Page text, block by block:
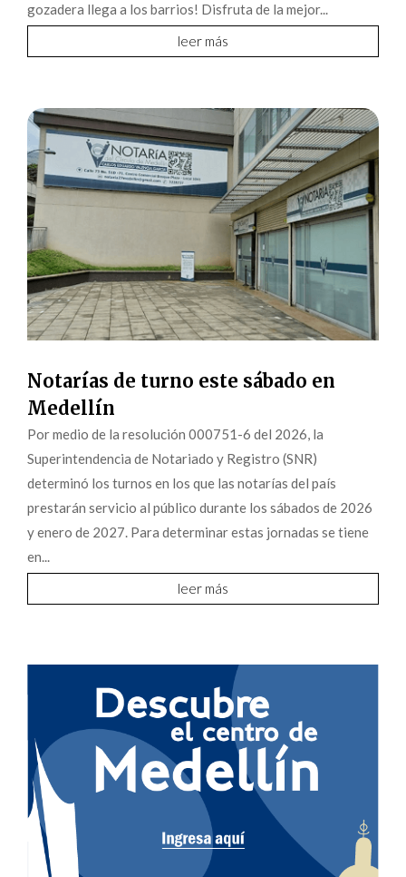
gozadera llega a los barrios! Disfruta de la mejor...
leer más
Notarías de turno este sábado en
Medellín
Por medio de la resolución 000751-6 del 2026, la
Superintendencia de Notariado y Registro (SNR)
determinó los turnos en los que las notarías del país
prestarán servicio al público durante los sábados de 2026
y enero de 2027. Para determinar estas jornadas se tiene
en...
leer más